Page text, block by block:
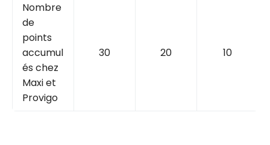
Nombre
de
points
accumul
és chez
Maxi et
Provigo
30 20 10